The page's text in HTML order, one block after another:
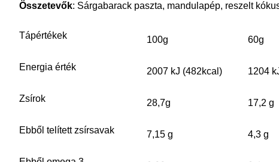
Összetevők: Sárgabarack paszta, mandulapép, reszelt
Tápértékek 100g 60g
Energia érték 2007 kJ (482kcal) 1204
Zsírok 28,7g 17,2 g
Ebből telített zsírsavak 7,15 g 4,3 g